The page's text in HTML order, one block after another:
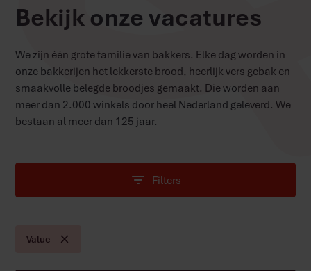
Bekijk onze vacatures
We zijn één grote familie van bakkers. Elke dag worden in
onze bakkerijen het lekkerste brood, heerlijk vers gebak en
smaakvolle belegde broodjes gemaakt. Die worden aan
meer dan 2.000 winkels door heel Nederland geleverd. We
bestaan al meer dan 125 jaar.
Filters
Value